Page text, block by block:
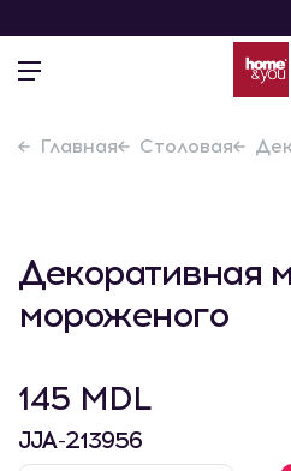
Главная Столовая
Декоративная
мороженого
145 MDL
JJA-213956